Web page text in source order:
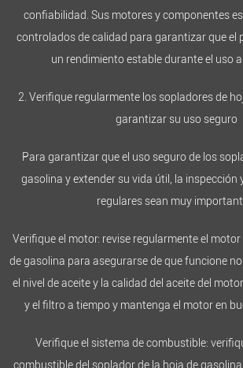
confiabilidad. Sus motores y componentes
controlados de calidad para garantizar que el
un rendimiento estable durante el uso a
2. Verifique regularmente los sopladores de
garantizar su uso seguro
Para garantizar que el uso seguro de los
gasolina y extender su vida útil, la inspección
regulares sean muy
Verifique el motor: revise regularmente el
de gasolina para asegurarse de que funcione
el nivel de aceite y la calidad del aceite del
y el filtro a tiempo y mantenga el motor en
Verifique el sistema de combustible:
combustible del soplador de la hoja de